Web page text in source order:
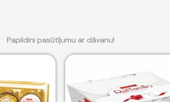
Papildini pasūtījumu ar dāvanu!